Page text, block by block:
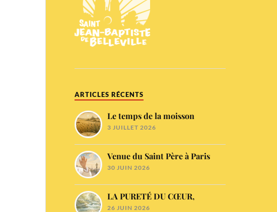
ARTICLES RÉCENTS
Le temps de la moisson
3 JUILLET 2026
Venue du Saint Père à Paris
30 JUIN 2026
LA PURETÉ DU CŒUR,
26 JUIN 2026